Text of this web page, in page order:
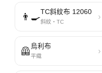
👨‍🍳TC斜紋布 12060
斜紋・TC
›
🦺 烏利布
平織
›